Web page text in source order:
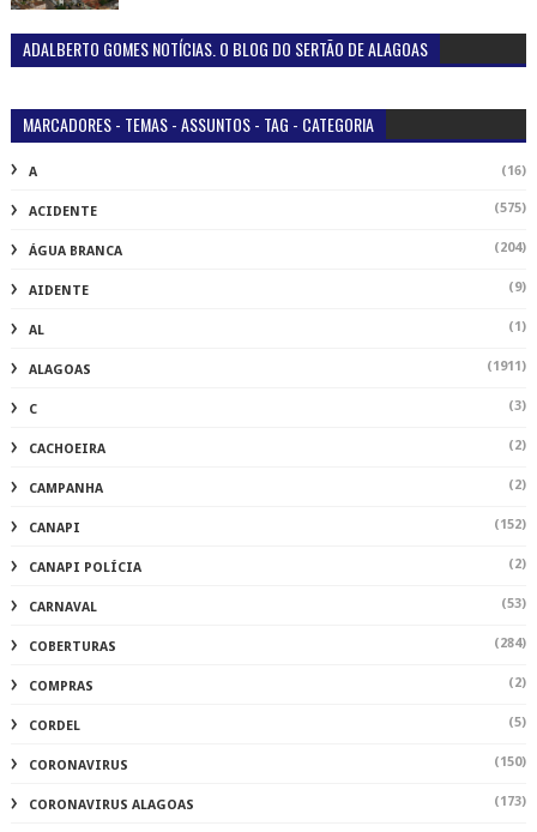
ADALBERTO GOMES NOTÍCIAS. O BLOG DO SERTÃO DE ALAGOAS
MARCADORES - TEMAS - ASSUNTOS - TAG - CATEGORIA
A (16)
ACIDENTE (575)
ÁGUA BRANCA (204)
AIDENTE (9)
AL (1)
ALAGOAS (1911)
C (3)
CACHOEIRA (2)
CAMPANHA (2)
CANAPI (152)
CANAPI POLÍCIA (2)
CARNAVAL (53)
COBERTURAS (284)
COMPRAS (2)
CORDEL (5)
CORONAVIRUS (150)
CORONAVIRUS ALAGOAS (173)